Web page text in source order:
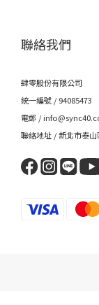
聯絡我們
肆零股份有限公司
統一編號 / 94085473
電郵 /
聯絡地址 / 新北市泰